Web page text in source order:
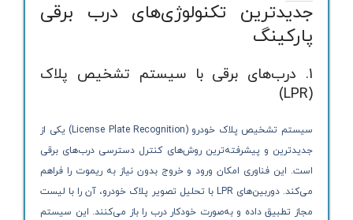
جدیدترین تکنولوژی‌های درب برقی
پارکینگ
1. درب‌های برقی با سیستم تشخیص پلاک
(LPR)
سیستم تشخیص پلاک خودرو (License Plate Recognition) یکی از
جدیدترین و پیشرفته‌ترین روش‌های کنترل دسترسی درب‌های برقی
است. این فناوری امکان ورود و خروج بدون نیاز به ریموت را فراهم
می‌کند. دوربین‌های LPR با تحلیل تصویر پلاک خودرو، آن را با لیست
مجاز تطبیق داده و به‌صورت خودکار درب را باز می‌کنند. این سیستم